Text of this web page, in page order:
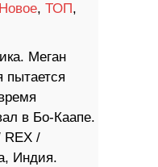
Новое, ТОП,
Меган
пытается
в Бо-Каапе.
REX /
Индия.